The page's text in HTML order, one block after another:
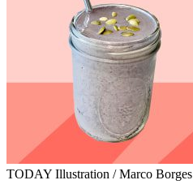
TODAY Illustration / Marco Borges